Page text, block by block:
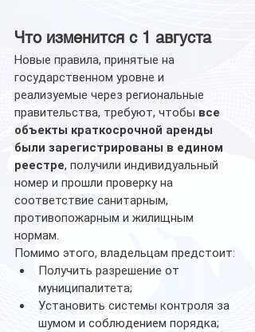
Что изменится с 1 августа
Новые правила, принятые на
государственном уровне и
реализуемые через региональные
правительства, требуют, чтобы все
объекты краткосрочной аренды
были зарегистрированы в едином
реестре, получили индивидуальный
номер и прошли проверку на
соответствие санитарным,
противопожарным и жилищным
нормам.
Помимо этого, владельцам предстоит:
Получить разрешение от
муниципалитета;
Установить системы контроля за
шумом и соблюдением порядка;